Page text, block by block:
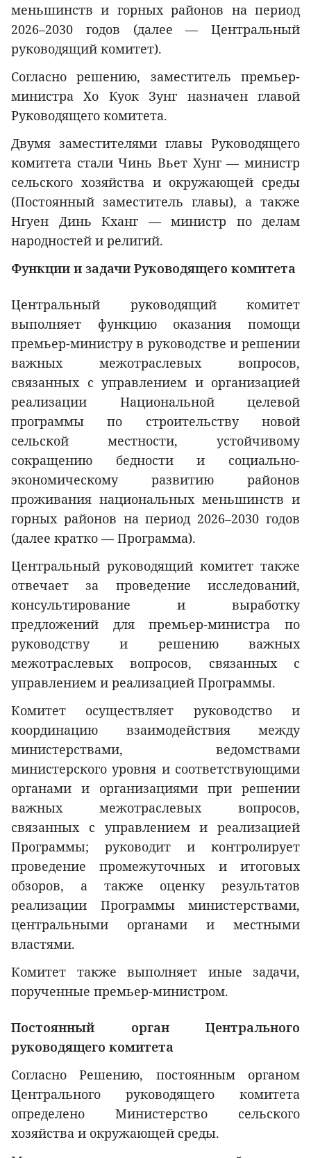
меньшинств и горных районов на период
2026–2030 годов (далее — Центральный
руководящий комитет).
Согласно решению, заместитель премьер-
министра Хо Куок Зунг назначен главой
Руководящего комитета.
Двумя заместителями главы Руководящего
комитета стали Чинь Вьет Хунг — министр
сельского хозяйства и окружающей среды
(Постоянный заместитель главы), а также
Нгуен Динь Кханг — министр по делам
народностей и религий.
Функции и задачи Руководящего комитета
Центральный руководящий комитет
выполняет функцию оказания помощи
премьер-министру в руководстве и решении
важных межотраслевых вопросов,
связанных с управлением и организацией
реализации Национальной целевой
программы по строительству новой
сельской местности, устойчивому
сокращению бедности и социально-
экономическому развитию районов
проживания национальных меньшинств и
горных районов на период 2026–2030 годов
(далее кратко — Программа).
Центральный руководящий комитет также
отвечает за проведение исследований,
консультирование и выработку
предложений для премьер-министра по
руководству и решению важных
межотраслевых вопросов, связанных с
управлением и реализацией Программы.
Комитет осуществляет руководство и
координацию взаимодействия между
министерствами, ведомствами
министерского уровня и соответствующими
органами и организациями при решении
важных межотраслевых вопросов,
связанных с управлением и реализацией
Программы; руководит и контролирует
проведение промежуточных и итоговых
обзоров, а также оценку результатов
реализации Программы министерствами,
центральными органами и местными
властями.
Комитет также выполняет иные задачи,
порученные премьер-министром.
Постоянный орган Центрального
руководящего комитета
Согласно Решению, постоянным органом
Центрального руководящего комитета
определено Министерство сельского
хозяйства и окружающей среды.